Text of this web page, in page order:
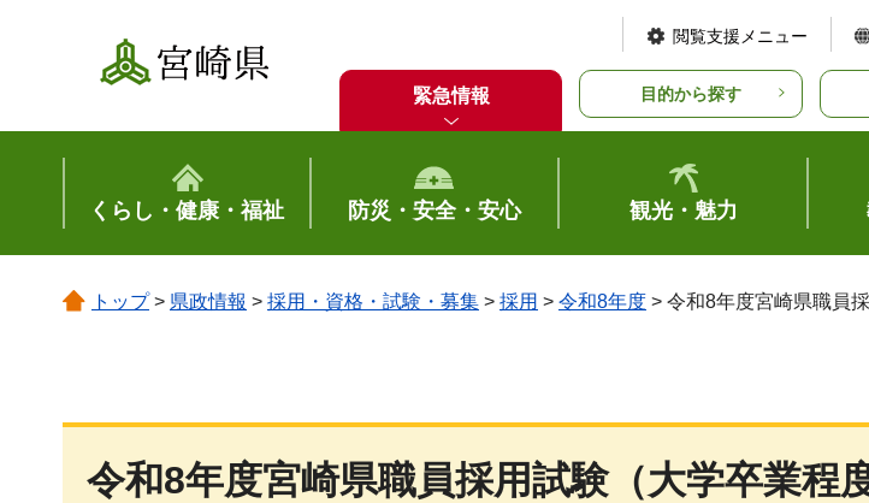
宮崎県
閲覧支援メニュー
緊急情報 目的から探す
くらし・健康・福祉 防災・安全・安心 観光・魅力
トップ> 県政情報 > 採用・資格・試験・募集 > 採用 > 令和8年度 > 令和8年度宮崎県職員
令和8年度宮崎県職員採用試験（大学卒業程